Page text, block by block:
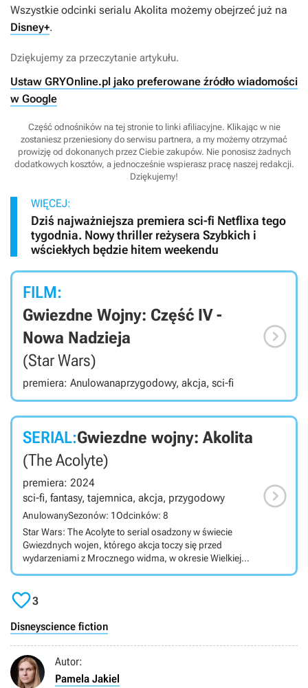
Wszystkie odcinki serialu Akolita możemy obejrzeć już na
Disney+.
Dziękujemy za przeczytanie artykułu.
Ustaw GRYOnline.pl jako preferowane źródło wiadomości
w Google
Część odnośników na tej stronie to linki afiliacyjne. Klikając w nie
zostaniesz przeniesiony do serwisu partnera, a my możemy otrzymać
prowizję od dokonanych przez Ciebie zakupów. Nie ponosisz żadnych
dodatkowych kosztów, a jednocześnie wspierasz pracę naszej redakcji.
Dziękujemy!
WIĘCEJ:
Dziś najważniejsza premiera sci-fi Netflixa tego
tygodnia. Nowy thriller reżysera Szybkich i
wściekłych będzie hitem weekendu
FILM:
Gwiezdne Wojny: Część IV -
Nowa Nadzieja
(Star Wars)
premiera: Anulowanaprzygodowy, akcja, sci-fi

SERIAL:Gwiezdne wojny: Akolita
(The Acolyte)
premiera: 2024
sci-fi, fantasy, tajemnica, akcja, przygodowy
AnulowanySezonów: 1Odcinków: 8
Star Wars: The Acolyte to serial osadzony w świecie
Gwiezdnych wojen, którego akcja toczy się przed
wydarzeniami z Mrocznego widma, w okresie Wielkiej
produkcję odpowiada Leslie Headland. Serial pojawi się
w serwisie Disney Plus.

3
Disneyscience fiction
Autor:
Pamela Jakiel